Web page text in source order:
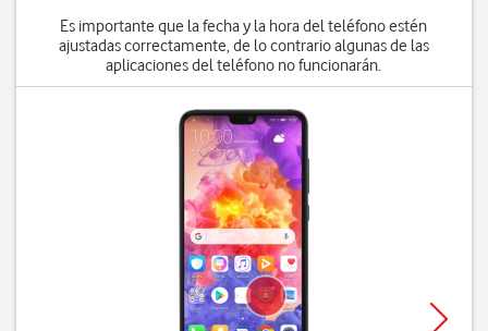
Es importante que la fecha y la hora del teléfono estén
ajustadas correctamente, de lo contrario algunas de las
aplicaciones del teléfono no funcionarán.